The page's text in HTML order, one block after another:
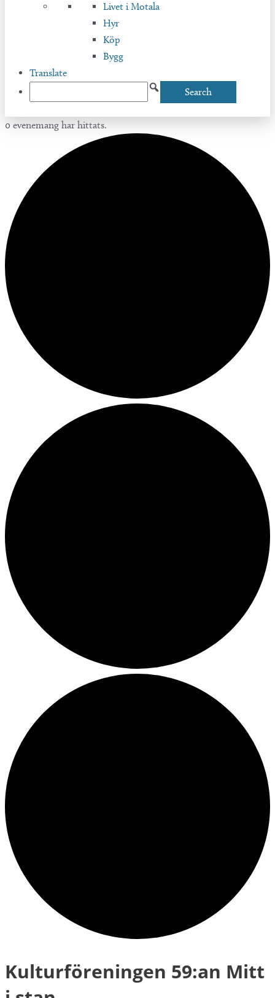
Livet i Motala
Hyr
Köp
Bygg
Translate
0 evenemang har hittats.
Kulturföreningen 59:an Mitt